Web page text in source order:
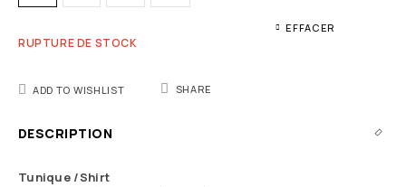
EFFACER
RUPTURE DE STOCK
ADD TO WISHLIST SHARE
DESCRIPTION
Tunique /Shirt